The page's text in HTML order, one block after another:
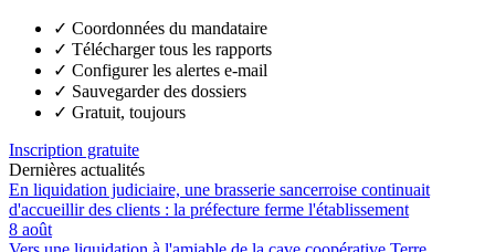
✓ Coordonnées du mandataire
✓ Télécharger tous les rapports
✓ Configurer les alertes e-mail
✓ Sauvegarder des dossiers
✓ Gratuit, toujours
Inscription gratuite
Dernières actualités
En liquidation judiciaire, une brasserie sancerroise continuait
d'accueillir des clients : la préfecture ferme l'établissement
8 août